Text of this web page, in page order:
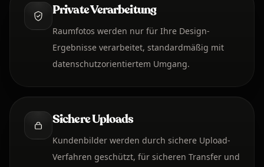
Private Verarbeitung
Raumfotos werden nur für Ihre Design-
Ergebnisse verarbeitet, standardmäßig mit
datenschutzorientiertem Umgang.
Sichere Uploads
Kundenbilder werden durch sichere Upload-
Verfahren geschützt, für sicheren Transfer und